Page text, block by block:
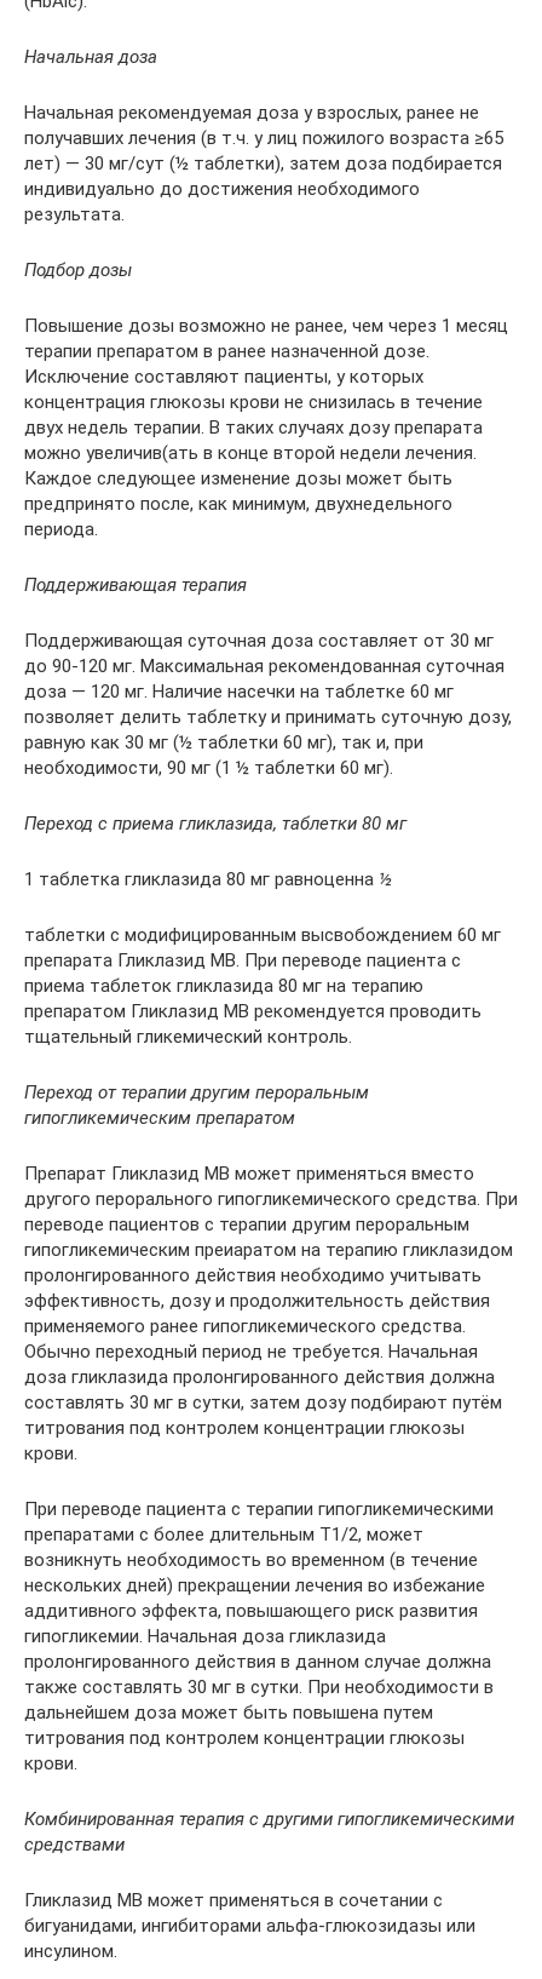
Начальная доза
Начальная рекомендуемая доза у взрослых, ранее не
получавших лечения (в т.ч. у лиц пожилого возраста ≥65
лет) — 30 мг/сут (½ таблетки), затем доза подбирается
индивидуально до достижения необходимого
результата.
Подбор дозы
Повышение дозы возможно не ранее, чем через 1 месяц
терапии препаратом в ранее назначенной дозе.
Исключение составляют пациенты, у которых
концентрация глюкозы крови не снизилась в течение
двух недель терапии. В таких случаях дозу препарата
можно увеличив(ать в конце второй недели лечения.
Каждое следующее изменение дозы может быть
предпринято после, как минимум, двухнедельного
периода.
Поддерживающая терапия
Поддерживающая суточная доза составляет от 30 мг
до 90-120 мг. Максимальная рекомендованная суточная
доза — 120 мг. Наличие насечки на таблетке 60 мг
позволяет делить таблетку и принимать суточную дозу,
равную как 30 мг (½ таблетки 60 мг), так и, при
необходимости, 90 мг (1 ½ таблетки 60 мг).
Переход с приема гликлазида, таблетки 80 мг
1 таблетка гликлазида 80 мг равноценна ½
таблетки с модифицированным высвобождением 60 мг
препарата Гликлазид МВ. При переводе пациента с
приема таблеток гликлазида 80 мг на терапию
препаратом Гликлазид МВ рекомендуется проводить
тщательный гликемический контроль.
Переход от терапии другим пероральным
гипогликемическим препаратом
Препарат Гликлазид МВ может применяться вместо
другого перорального гипогликемического средства. При
переводе пациентов с терапии другим пероральным
гипогликемическим преиаратом на терапию гликлазидом
пролонгированного действия необходимо учитывать
эффективность, дозу и продолжительность действия
применяемого ранее гипогликемического средства.
Обычно переходный период не требуется. Начальная
доза гликлазида пролонгированного действия должна
составлять 30 мг в сутки, затем дозу подбирают путём
титрования под контролем концентрации глюкозы
крови.
При переводе пациента с терапии гипогликемическими
препаратами с более длительным T1/2, может
возникнуть необходимость во временном (в течение
нескольких дней) прекращении лечения во избежание
аддитивного эффекта, повышающего риск развития
гипогликемии. Начальная доза гликлазида
пролонгированного действия в данном случае должна
также составлять 30 мг в сутки. При необходимости в
дальнейшем доза может быть повышена путем
титрования под контролем концентрации глюкозы
крови.
Комбинированная терапия с другими гипогликемическими
средствами
Гликлазид МВ может применяться в сочетании с
бигуанидами, ингибиторами альфа-глюкозидазы или
инсулином.